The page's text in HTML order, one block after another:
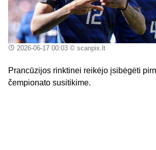
2026-06-17 00:03© scanpix.lt
Prancūzijos rinktinei reikėjo įsibėgėti
čempionato susitikime.